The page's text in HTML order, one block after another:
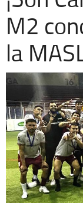
Economía
Espectáculos
Extra +
M2
la